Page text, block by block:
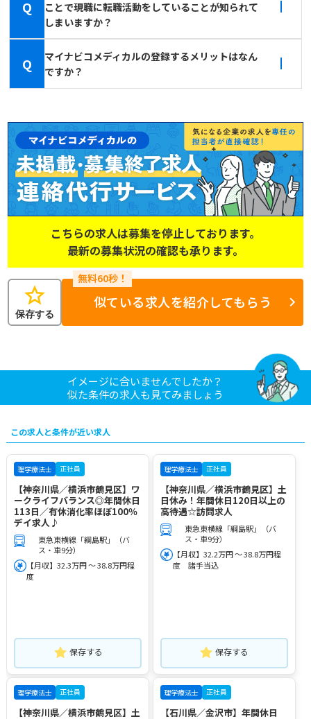
Q
ことで現職に転職活動をしていることが知られて
しまいますか？
Q
マイナビコメディカルの登録するメリットはなん
ですか？
こちらの求人は募集を停止しております。
最新の募集状況の確認も承ります。
star
保存する
似ている求人を紹介してもらう
イメージに合いませんでしたか？
似た条件の求人も見てみましょう
この求人と条件が近い求人
理学療法士 正社員
【神奈川県／横浜市鶴見区】ワ
ークライフバランス◎年間休日
113日／有休消化率ほぼ100％
デイ求人♪
東急東横線「綱島駅」（バ
ス・車9分）
【月収】32.3万円 ～ 38.8万円程
度
保存する
理学療法士 正社員
【神奈川県／横浜市鶴見区】土
日休み！年間休日120日以上の
高待遇☆訪問求人
東急東横線「綱島駅」（バ
ス・車9分）
【月収】32.2万円 ～ 38.8万円程
度 諸手当込
保存する
理学療法士 正社員
【神奈川県／横浜市鶴見区】土
理学療法士 正社員
【石川県／金沢市】年間休日